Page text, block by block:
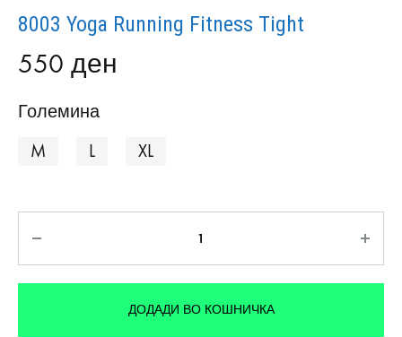
8003 Yoga Running Fitness Tight
550 ден
Големина
M
L XL
ДОДАДИ ВО КОШНИЧКА